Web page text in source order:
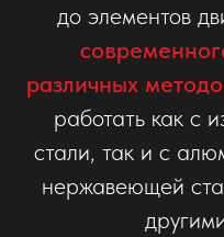
до элементов
различных
работать как с
стали, так и с
нержавеющей